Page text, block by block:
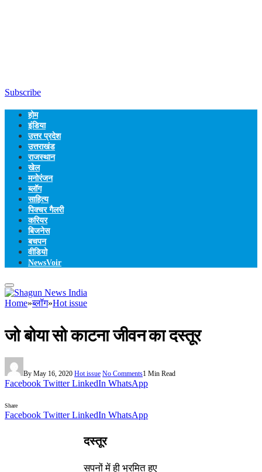
Subscribe
होम
इंडिया
उत्तर प्रदेश
उत्तराखंड
राजस्थान
खेल
मनोरंजन
ब्लॉग
साहित्य
पिक्चर गैलरी
करियर
बिजनेस
बचपन
वीडियो
NewsVoir
Home»ब्लॉग»Hot issue
जो बोया सो काटना जीवन का दस्तूर
By May 16, 2020 Hot issue No Comments1 Min Read
Facebook Twitter LinkedIn WhatsApp
Share
Facebook Twitter LinkedIn WhatsApp
दस्तूर
सपनों में ही भ्रमित हुए